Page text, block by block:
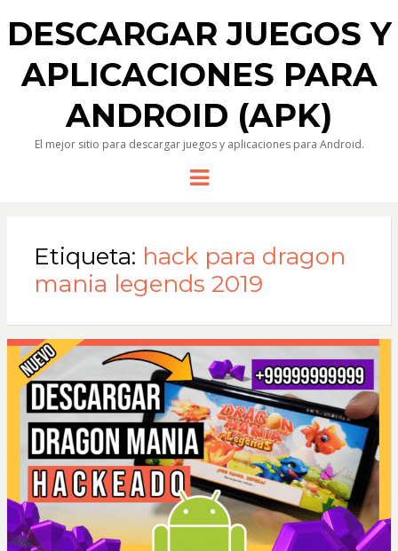
DESCARGAR JUEGOS Y
APLICACIONES PARA
ANDROID (APK)
El mejor sitio para descargar juegos y aplicaciones para Android.
Menu
Etiqueta: hack para dragon
mania legends 2019